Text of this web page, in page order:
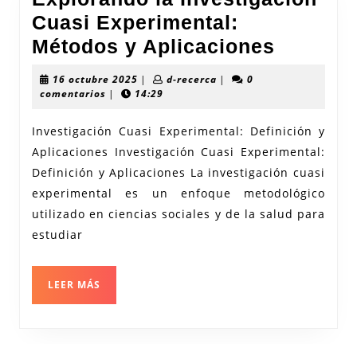
Cuasi Experimental:
Métodos y Aplicaciones
y
16 octubre 2025 16
octubre
| d-recercad-|
0
comentarios | 14:29
Investigación Cuasi Experimental: Definición y
Aplicaciones Investigación Cuasi Experimental:
Definición y Aplicaciones La investigación cuasi
experimental es un enfoque metodológico
utilizado en ciencias sociales y de la salud para
estudiar
LEER MÁS